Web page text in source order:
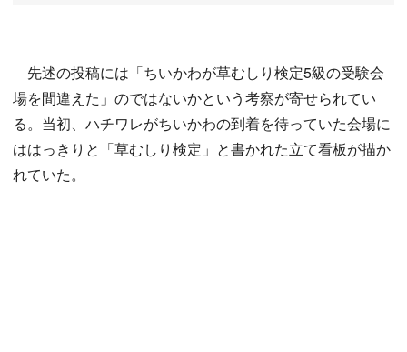
先述の投稿には「ちいかわが草むしり検定5級の受験会
場を間違えた」のではないかという考察が寄せられてい
る。当初、ハチワレがちいかわの到着を待っていた会場に
ははっきりと「草むしり検定」と書かれた立て看板が描か
れていた。